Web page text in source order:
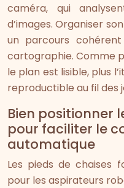
caméra, qui
d’images. Organiser
un parcours
cartographie. Comme
le plan est lisible, plus
reproductible au fil des
Bien positionner
pour faciliter le
automatique
Les pieds de chaises
pour les aspirateurs